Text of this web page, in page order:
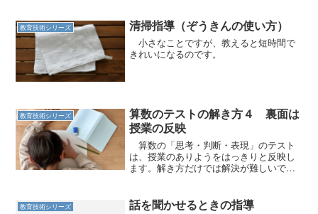
と思っています。しかし、...
教育技術シリーズ 清掃指導（ぞうきんの使い方）
小さなことですが、教えると短時間で
きれいになるのです。
教育技術シリーズ
算数のテストの解き方４ 裏面は
授業の反映
算数の「思考・判断・表現」のテスト
は、授業のありようをはっきりと反映し
ます。解き方だけでは解決が難しいで
教育技術シリーズ 話を聞かせるときの指導